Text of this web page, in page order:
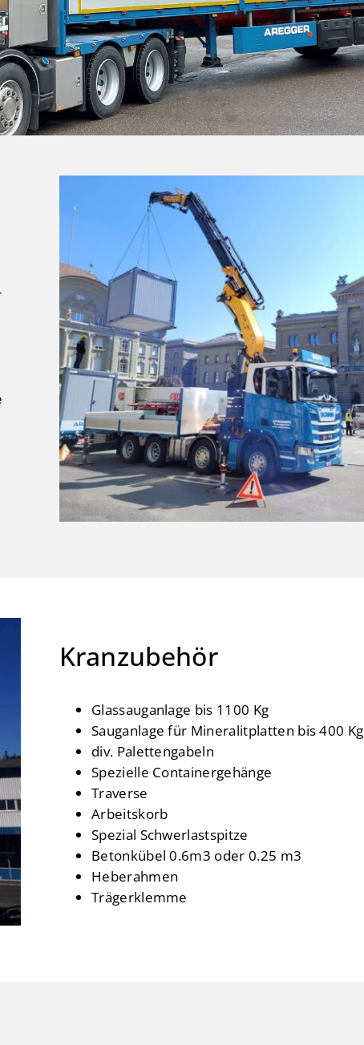
Kranzubehör
Glassauganlage bis 1100 Kg
Sauganlage für Mineralitplatten bis 400 Kg
div. Palettengabeln
Spezielle Containergehänge
Traverse
Arbeitskorb
Spezial Schwerlastspitze
Betonkübel 0.6m3 oder 0.25 m3
Heberahmen
Trägerklemme